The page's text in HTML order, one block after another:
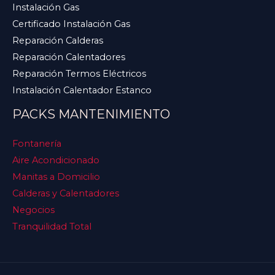
Instalación Gas
Certificado Instalación Gas
Reparación Calderas
Reparación Calentadores
Reparación Termos Eléctricos
Instalación Calentador Estanco
PACKS MANTENIMIENTO
Fontanería
Aire Acondicionado
Manitas a Domicilio
Calderas y Calentadores
Negocios
Tranquilidad Total